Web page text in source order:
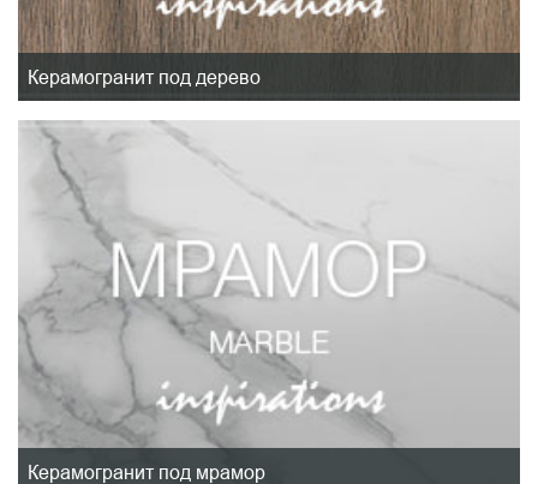
Керамогранит под дерево
Керамогранит под мрамор